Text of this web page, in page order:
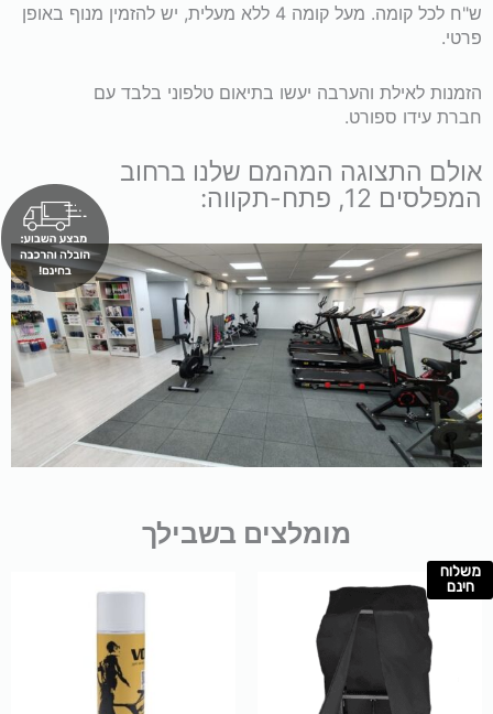
ש"ח לכל קומה. מעל קומה 4 ללא מעלית, יש להזמין מנוף באופן
פרטי.
הזמנות לאילת והערבה יעשו בתיאום טלפוני בלבד עם
חברת עידו ספורט.
אולם התצוגה המהמם שלנו ברחוב
המפלסים 12, פתח-תקווה:
מומלצים בשבילך
משלוח
חינם
למוצר
זה
סוגים.
ניתן